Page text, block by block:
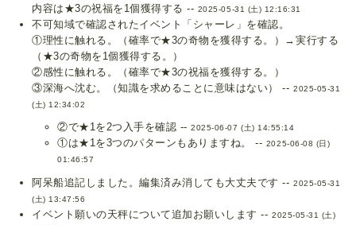
内容は★3の祝福を1個獲得する -- 2025-05-31 (土) 12:16:31
不可知域で確認されたイベント「シャーレ」を確認。
①理性に触れる。（確率で★3の奇物を獲得する。）→実行する
（★3の奇物を1個獲得する。）
②感性に触れる。（確率で★3の祝福を獲得する。）
③深海へ沈む。（知識を求めることに意味はない） --2025-05-31
(土) 12:34:02
②で★1を2つ入手を確認 --2025-06-07 (土) 14:55:14
①は★1を3つのパターンもありますね。 -- 2025-06-08 (日)
01:46:57
阿呆船追記しました。編集済み消しても大丈夫です --2025-05-31
(土) 13:47:56
イベント願いの天秤について追加お願いします --2025-05-31 (土)